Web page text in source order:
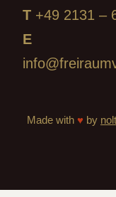
T +49 2131 –
E
Made with ♥ by